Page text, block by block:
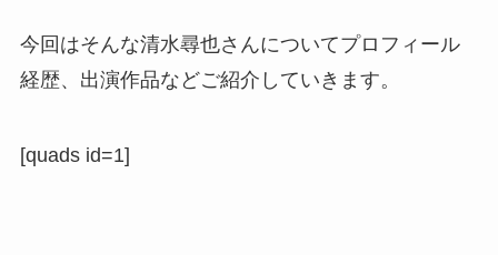
今回はそんな清水尋也さんについてプロフィール
経歴、出演作品などご紹介していきます。
[quads id=1]